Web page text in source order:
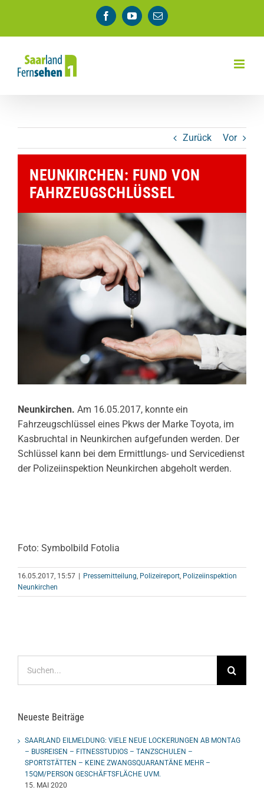
springen
FacebookYouTube
E-
Mail
Zurück Vor
NEUNKIRCHEN: FUND VON
FAHRZEUGSCHLÜSSEL
Neunkirchen. Am 16.05.2017, konnte ein
Fahrzeugschlüssel eines Pkws der Marke Toyota, im
Kasbruchtal in Neunkirchen aufgefunden werden. Der
Schlüssel kann bei dem Ermittlungs- und Servicedienst
der Polizeiinspektion Neunkirchen abgeholt werden.
Foto: Symbolbild Fotolia
16.05.2017, 15:57 | Pressemitteilung Polizeireport Polizeiinspektion
Neunkirchen
nach:
Neueste Beiträge
SAARLAND EILMELDUNG: VIELE NEUE LOCKERUNGEN AB MONTAG
– BUSREISEN – FITNESSTUDIOS – TANZSCHULEN –
SPORTSTÄTTEN – KEINE ZWANGSQUARANTÄNE MEHR –
15QM/PERSON GESCHÄFTSFLÄCHE UVM.
15. MAI 2020